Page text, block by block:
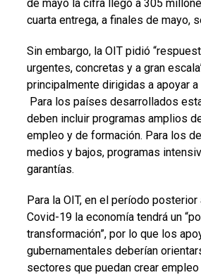
de mayo la cifra llegó a 305
cuarta entrega, a finales de mayo,
Sin embargo, la OIT pidió
urgentes, concretas y a gran
principalmente dirigidas a apoyar a
Para los países desarrollados
deben incluir programas amplios
empleo y de formación. Para los
medios y bajos, programas
garantías.
Para la OIT, en el período
Covid-19 la economía tendrá un
transformación”, por lo que los
gubernamentales deberían
sectores que puedan crear